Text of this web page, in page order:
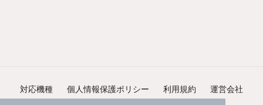
対応機種 個人情報保護ポリシー 利用規約 運営会社